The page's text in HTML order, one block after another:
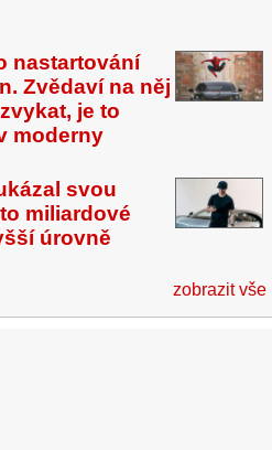
nastartování
Zvědaví na něj
je to
moderny
svou
miliardové
úrovně
zobrazit vše